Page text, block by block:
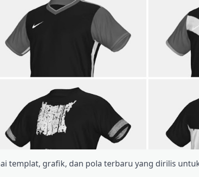
templat, grafik, dan pola terbaru yang dirilis